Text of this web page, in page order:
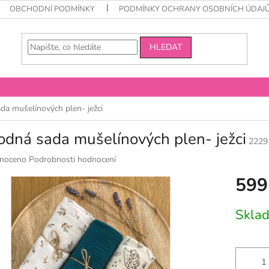
OBCHODNÍ PODMÍNKY PODMÍNKY OCHRANY OSOBNÍCH
HLEDAT
mušelínových plen- ježci
sada mušelínových plen- ježci 2229
Podrobnosti hodnocení
cena: